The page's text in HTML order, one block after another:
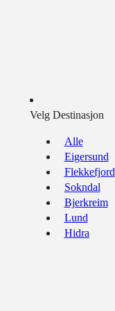
Velg Destinasjon
Alle
Eigersund
Flekkefjord
Sokndal
Bjerkreim
Lund
Hidra